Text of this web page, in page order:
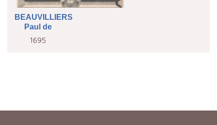
BEAUVILLIERS
Paul de
1695